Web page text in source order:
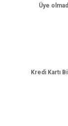
Üye
Kredi Kartı